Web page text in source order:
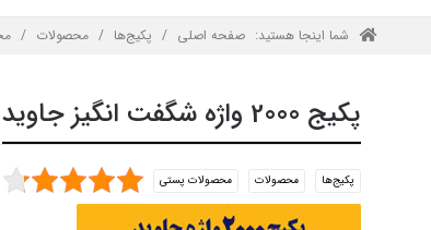
شما اینجا هستید: صفحه اصلی / پکیج‌ها / محصولات /
پکیج 2000 واژه شگفت انگیز جاوید
پکیج‌ها محصولات محصولات پستی